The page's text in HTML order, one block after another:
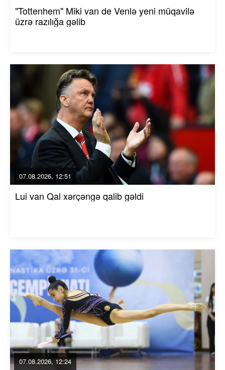
"Tottenhem" Miki van de Venlə yeni müqavilə
üzrə razılığa gəlib
07.08.2026, 12:51
Lui van Qal xərçəngə qalib gəldi
07.08.2026, 12:24